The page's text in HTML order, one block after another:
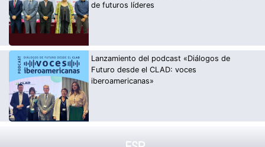
de futuros líderes
Lanzamiento del podcast «Diálogos de
Futuro desde el CLAD: voces
iberoamericanas»